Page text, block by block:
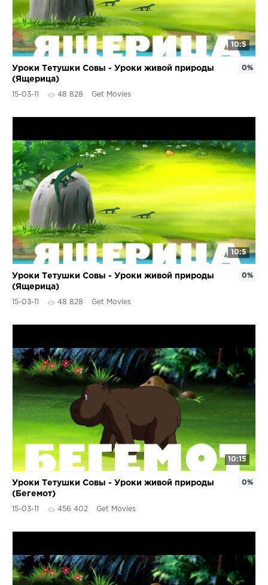
10:5
Уроки Тетушки Совы - Уроки живой природы
(Ящерица)
15-03-11 48 828 Get Movies
0%
10:5
Уроки Тетушки Совы - Уроки живой природы
(Ящерица)
15-03-11 48 828 Get Movies
0%
10:15
Уроки Тетушки Совы - Уроки живой природы
(Бегемот)
15-03-11 456 402 Get Movies
0%